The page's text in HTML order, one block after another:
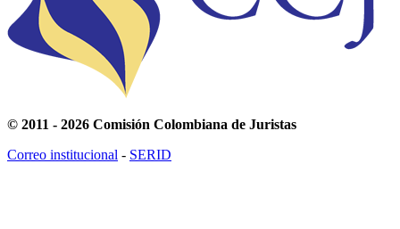
© 2011 - 2026 Comisión Colombiana de Juristas
Correo institucional - SERID